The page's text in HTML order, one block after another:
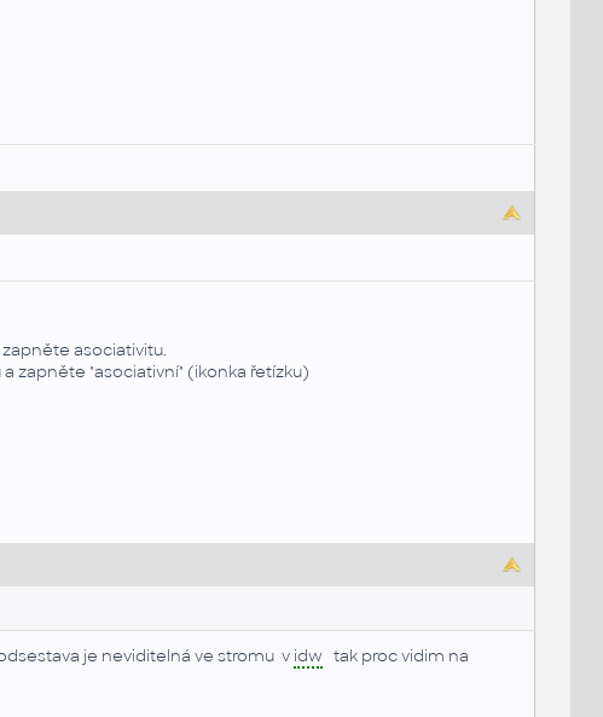
asociativitu.
zapněte "asociativní" (ikonka řetízku)
je neviditelná ve stromu v idw tak proc vidim na